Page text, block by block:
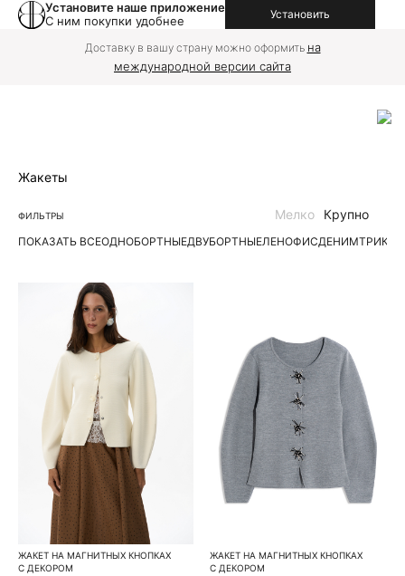
Установите наше приложение
С ним покупки удобнее
Установить
Доставку в вашу страну можно оформить на
международной версии сайта
Жакеты
ФИЛЬТРЫ
ПОКАЗАТЬ ВСЕОДНОБОРТНЫЕДВУБОРТНЫЕЛЕНОФИСДЕНИМ
Мелко Крупно
ЖАКЕТ НА МАГНИТНЫХ КНОПКАХ
С ДЕКОРОМ
ЖАКЕТ НА МАГНИТНЫХ КНОПКАХ
С ДЕКОРОМ